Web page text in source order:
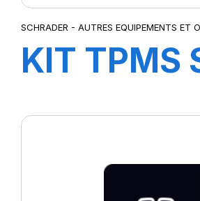
SCHRADER - AUTRES EQUIPEMENTS ET
KIT TPMS
T7093